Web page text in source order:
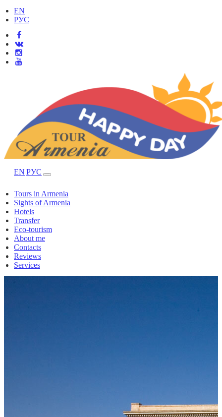
EN
РУС
EN РУС
Tours in Armenia
Sights of Armenia
Hotels
Transfer
Eco-tourism
About me
Contacts
Reviews
Services